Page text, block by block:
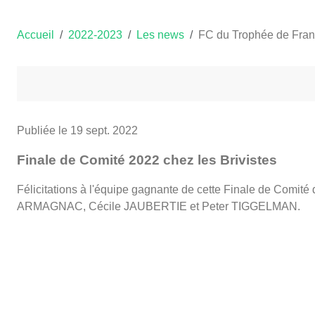
Accueil 2022-2023 Les news FC du Trophée de
Publiée le 19 sept. 2022
Finale de Comité 2022 chez les Brivistes
Félicitations à l'équipe gagnante de cette Finale de
ARMAGNAC, Cécile JAUBERTIE et Peter TIGGELMAN.